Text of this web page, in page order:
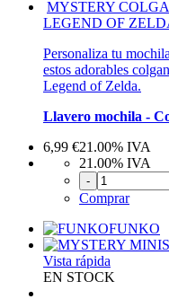
MYSTERY
LEGEND OF
Personaliza tu
estos adorables
Legend of Zelda.
Llavero mochila -
6,99 €21.00% IVA
21.00% IVA
-
Comprar
FUNKO
Vista rápida
EN STOCK